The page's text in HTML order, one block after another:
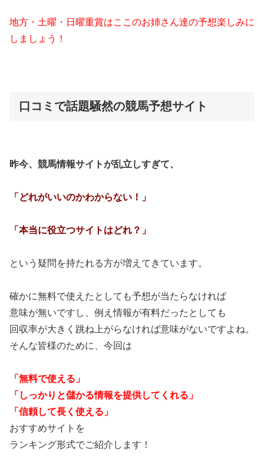
地方・土曜・日曜重賞はここのお姉さん達の予想楽しみに
しましょう！
口コミで話題騒然の競馬予想サイト
昨今、競馬情報サイトが乱立しすぎて、
「どれがいいのかわからない！」
「本当に役立つサイトはどれ？」
という疑問を持たれる方が増えてきています。
確かに無料で使えたとしても予想が当たらなければ
意味が無いですし、例え情報が有料だったとしても
回収率が大きく跳ね上がらなければ意味がないですよね。
そんな皆様のために、今回は
「無料で使える」
「しっかりと儲かる情報を提供してくれる」
「信頼して長く使える」
おすすめサイトを
ランキング形式でご紹介します！